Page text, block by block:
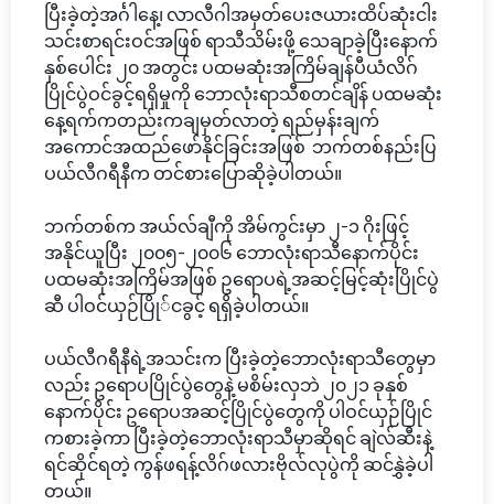
ပြီးခဲ့တဲ့အင်္ဂါနေ့၊ လာလီဂါအမှတ်ပေးဇယားထိပ်ဆုံးငါး
သင်းစာရင်းဝင်အဖြစ် ရာသီသိမ်းဖို့ သေချာခဲ့ပြီးနောက်
နှစ်ပေါင်း ၂၀ အတွင်း ပထမဆုံးအကြိမ်ချန်ပီယံလိဂ်
ပြိုင်ပွဲဝင်ခွင့်ရရှိမှုကို ဘောလုံးရာသီစတင်ချိန် ပထမဆုံး
နေ့ရက်ကတည်းကချမှတ်လာတဲ့ ရည်မှန်းချက်
အကောင်အထည်ဖော်နိုင်ခြင်းအဖြစ် ဘက်တစ်နည်းပြ
ပယ်လီဂရီနီက တင်စားပြောဆိုခဲ့ပါတယ်။
ဘက်တစ်က အယ်လ်ချီကို အိမ်ကွင်းမှာ ၂-၁ ဂိုးဖြင့်
အနိုင်ယူပြီး ၂၀၀၅-၂၀၀၆ ဘောလုံးရာသီနောက်ပိုင်း
ပထမဆုံးအကြိမ်အဖြစ် ဥရောပရဲ့အဆင့်မြင့်ဆုံးပြိုင်ပွဲ
ဆီ ပါဝင်ယှဉ်ပြို်ငခွင့် ရရှိခဲ့ပါတယ်။
ပယ်လီဂရီနီရဲ့အသင်းက ပြီးခဲ့တဲ့ဘောလုံးရာသီတွေမှာ
လည်း ဥရောပပြိုင်ပွဲတွေနဲ့ မစိမ်းလှဘဲ ၂၀၂၁ ခုနှစ်
နောက်ပိုင်း ဥရောပအဆင့်ပြိုင်ပွဲတွေကို ပါဝင်ယှဉ်ပြိုင်
ကစားခဲ့ကာ ပြီးခဲ့တဲ့ဘောလုံးရာသီမှာဆိုရင် ချဲလ်ဆီးနဲ့
ရင်ဆိုင်ရတဲ့ ကွန်ဖရန့်လိဂ်ဖလားဗိုလ်လုပွဲကို ဆင်နွှဲခဲ့ပါ
တယ်။